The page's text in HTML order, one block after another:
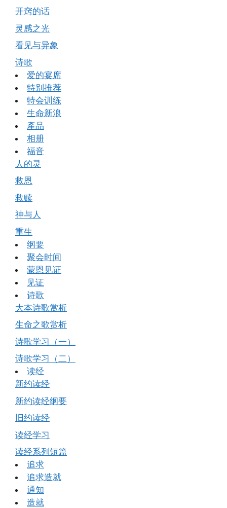
开窍的话
灵感之光
看见与异象
诗歌
爱的宴席
特别推荐
特会训练
生命新浪
產品
相册
福音
人的灵
救恩
救赎
神与人
重生
纲要
聚会时间
蒙恩见证
见证
诗歌
大本诗歌赏析
生命之歌赏析
诗歌学习（一）
诗歌学习（二）
读经
新约读经
新约读经纲要
旧约读经
读经学习
读经系列短篇
追求
追求造就
通知
造就